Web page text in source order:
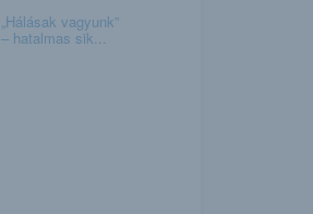
„Hálásak vagyunk”
– hatalmas sik...